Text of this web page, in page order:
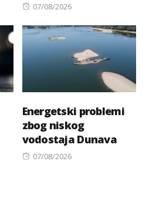
Posted
07/08/2026
Energetski problemi
zbog niskog
vodostaja Dunava
Posted
07/08/2026